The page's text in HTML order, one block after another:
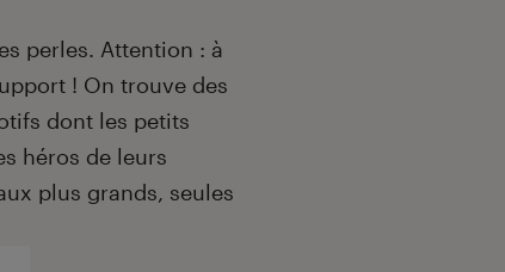
perles. Attention : à
! On trouve des
dont les petits
héros de leurs
plus grands, seules